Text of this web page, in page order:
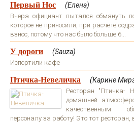
Первый Нос (Елена)
Вчера официант пытался обмануть
которое не приносили, при расчете
взнос, потому что нас было больше 6...
У дороги (Sauza)
Испортили кафе
Птичка-Невеличка (Карине
Ресторан "Птичка-
домашней
качественным
персоналу за работу! Это тот ресторан,